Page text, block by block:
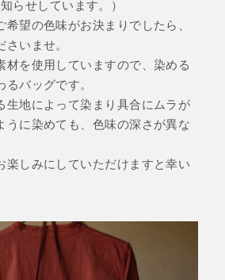
らせしています。）
望の色味がお決まりでしたら、
いませ。
材を使用していますので、染める
バッグです。
生地によって染まり具合にムラが
うに染めても、色味の深さが異な
楽しみにしていただけますと幸い